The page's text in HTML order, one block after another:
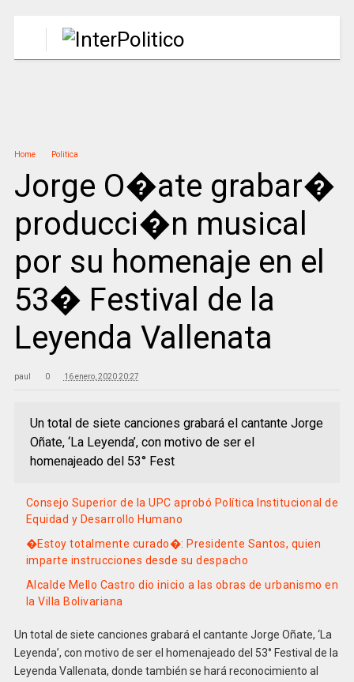
Home Politica
Jorge O�ate grabar�
producci�n musical
por su homenaje en el
53� Festival de la
Leyenda Vallenata
paul 0 16 enero, 2020 20:27
Un total de siete canciones grabará el cantante Jorge
Oñate, ‘La Leyenda’, con motivo de ser el
homenajeado del 53° Fest
Consejo Superior de la UPC aprobó Política Institucional de
Equidad y Desarrollo Humano
�Estoy totalmente curado�: Presidente Santos, quien
imparte instrucciones desde su despacho
Alcalde Mello Castro dio inicio a las obras de urbanismo en
la Villa Bolivariana
Un total de siete canciones grabará el cantante Jorge Oñate, ‘La
Leyenda’, con motivo de ser el homenajeado del 53° Festival de la
Leyenda Vallenata, donde también se hará reconocimiento al